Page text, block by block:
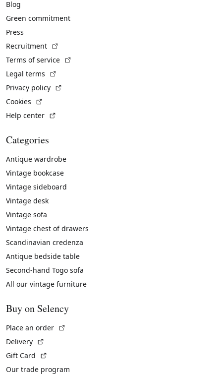
Blog
Green commitment
Press
Recruitment
Terms of service
Legal terms
Privacy policy
Cookies
Help center
Categories
Antique wardrobe
Vintage bookcase
Vintage sideboard
Vintage desk
Vintage sofa
Vintage chest of drawers
Scandinavian credenza
Antique bedside table
Second-hand Togo sofa
All our vintage furniture
Buy on Selency
Place an order
Delivery
Gift Card
Our trade program